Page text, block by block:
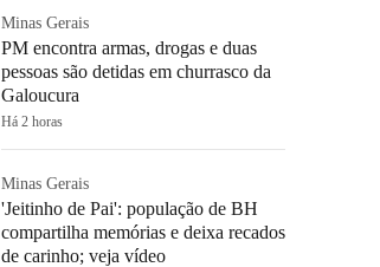
Minas Gerais
PM encontra armas, drogas e duas
pessoas são detidas em churrasco da
Galoucura
Há 2 horas
Minas Gerais
'Jeitinho de Pai': população de BH
compartilha memórias e deixa recados
de carinho; veja vídeo